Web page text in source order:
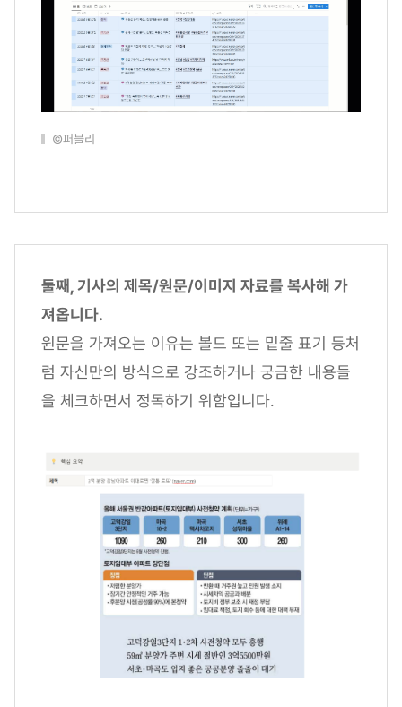
©퍼블리
둘째, 기사의 제목/원문/이미지 자료를 복사해 가
져옵니다.
원문을 가져오는 이유는 볼드 또는 밑줄 표기 등처
럼 자신만의 방식으로 강조하거나 궁금한 내용들
을 체크하면서 정독하기 위함입니다.